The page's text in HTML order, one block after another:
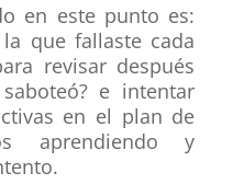
en este punto es:
que fallaste cada
revisar después
e intentar
en el plan de
aprendiendo y